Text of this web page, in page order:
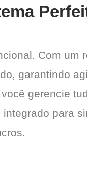
Com um
garantindo
gerencie
para